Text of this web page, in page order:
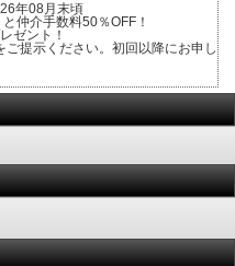
年08月末頃
仲介手数料50％OFF！
ゼント！
提示ください。初回以降にお申し